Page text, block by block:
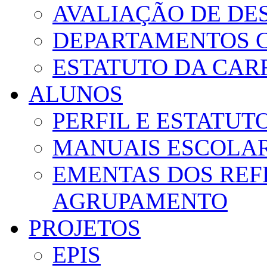
AVALIAÇÃO DE
DEPARTAMENTOS
ESTATUTO DA
ALUNOS
PERFIL E
MANUAIS
EMENTAS DOS
AGRUPAMENTO
PROJETOS
EPIS